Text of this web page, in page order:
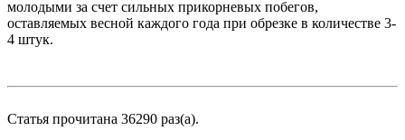
молодыми за счет сильных прикорневых побегов,
оставляемых весной каждого года при обрезке в количестве 3-
4 штук.
Статья прочитана 36290 раз(a).